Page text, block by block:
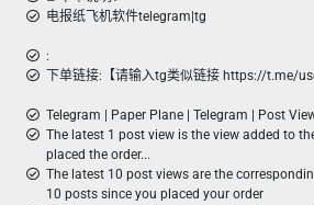
电报纸飞机软件telegram|tg
:
下单链接:【请输入tg类似链接 https://t.me/
Telegram | Paper Plane | Telegram | Post
The latest 1 post view is the view added to
placed the order...
The latest 10 post views are the
10 posts since you placed your order